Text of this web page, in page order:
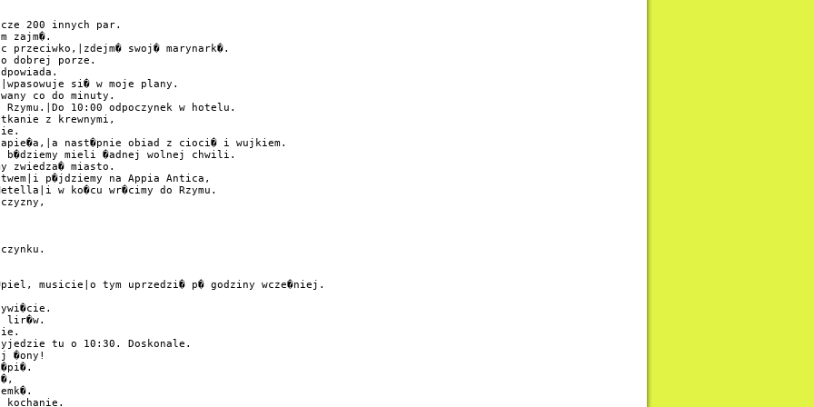
200 innych par.
zajm�.
swoj� marynark�.
dobrej porze.
si� w moje plany.
co do minuty.
10:00 odpoczynek w hotelu.
z krewnymi,
nast�pnie obiad z cioci� i wujkiem.
b�dziemy mieli �adnej wolnej chwili.
zwiedza� miasto.
p�jdziemy na Appia Antica,
w ko�cu wr�cimy do Rzymu.
musicie|o tym uprzedzi� p� godziny wcze�niej.
lir�w.
tu o 10:30. Doskonale.
�ony!
kochanie.